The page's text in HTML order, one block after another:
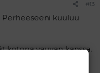
#13
Perheeseeni kuuluu
kotona vauvan kanssa.